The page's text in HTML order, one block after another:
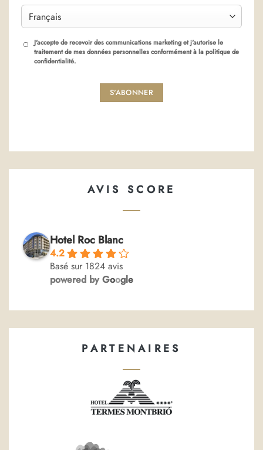
J'accepte de recevoir des communications marketing et j'autorise le
traitement de mes données personnelles conformément à la politique de
confidentialité.
S'ABONNER
AVIS SCORE
Hotel Roc Blanc
4.2
Basé sur 1824 avis
powered byGoogle
PARTENAIRES